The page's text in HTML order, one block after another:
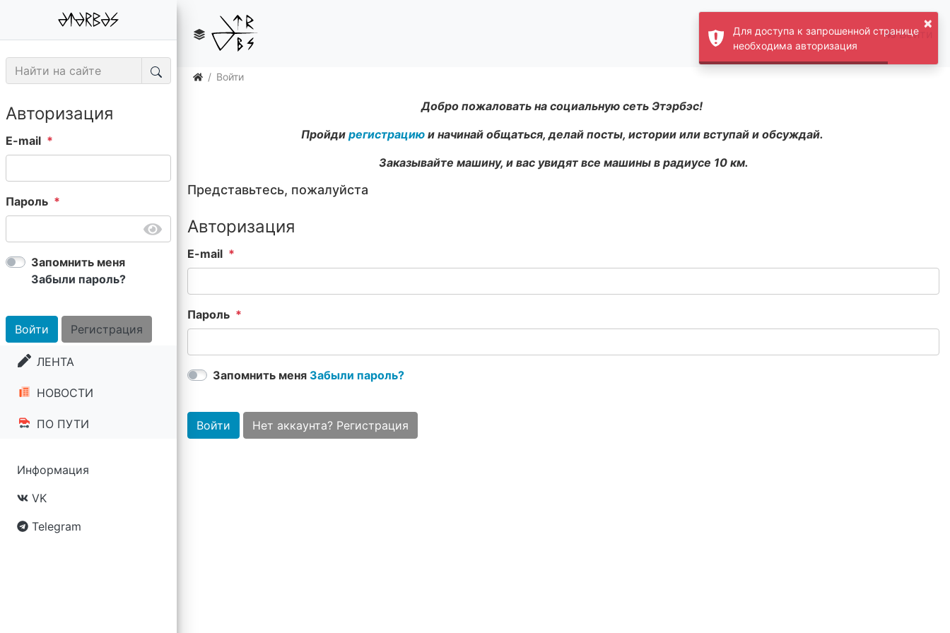
Войти
Авторизация
E-mail
Пароль
Запомнить меня
Забыли пароль?
Войти Регистрация
ЛЕНТА
НОВОСТИ
ПО ПУТИ
Информация
VK
Telegram
Войти
Добро пожаловать на социальную сеть Этэрбэс!
Пройди регистрацию и начинай общаться, делай посты, истории или вступай и обсуждай.
Заказывайте машину, и вас увидят все машины в радиусе 10 км.
Представьтесь, пожалуйста
Авторизация
E-mail
Пароль
Запомнить меня Забыли пароль?
Войти Нет аккаунта? Регистрация
×
Для доступа к запрошенной странице
необходима авторизация